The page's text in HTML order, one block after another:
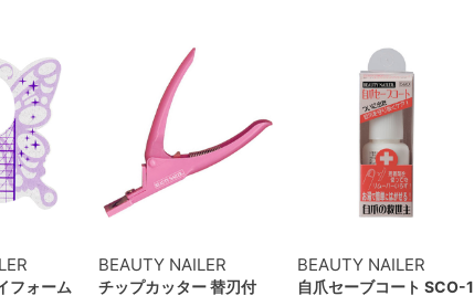
フォーム
BEAUTY NAILER
チップカッター 替刃付
BEAUTY NAILER
自爪セーブコート SCO-1